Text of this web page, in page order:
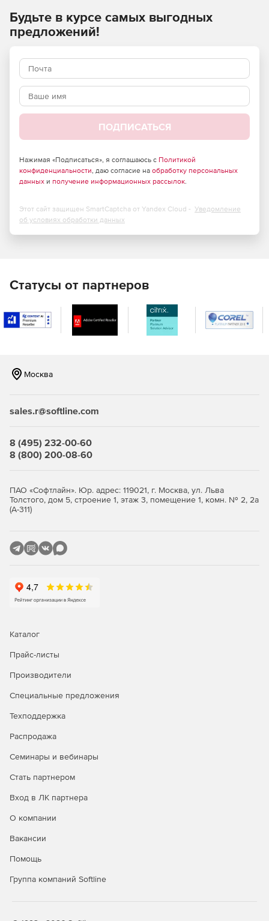
В отличие от других средств миграции, Aid4Mail способен
также экспортировать статус сообщений, например,
«непрочитанное» и «прочитанное». Aid4Mail поддерживает
webmail-сервисы и удаленные аккаунты через IMAP.
Aid4Mail предоставляет на выбор два варианта: экспорт
электронной почты в один общий почтовый файл или все
файловые вложения и прикрепленный контент отдельно
от почтовых папок. Другая опция позволяет сохранять
можете извлекать имена и почтовые адреса людей, с
которыми ведется переписка.
Будьте в курсе самых выгодных
предложений!
ПОДПИСАТЬСЯ
Нажимая «Подписаться», я соглашаюсь с Политикой
конфиденциальности, даю согласие на обработку персональных
данных и получение информационных рассылок.
Этот сайт защищен SmartCaptcha от Yandex Cloud - Уведомление
об условиях обработки данных
Статусы от партнеров
Москва
sales.r@softline.com
8 (495) 232-00-60
8 (800) 200-08-60
ПАО «Софтлайн». Юр. адрес: 119021, г. Москва, ул. Льва
Толстого, дом 5, строение 1, этаж 3, помещение 1, комн. № 2, 2а
(А-311)
Каталог
Прайс-листы
Производители
Специальные предложения
Техподдержка
Распродажа
Семинары и вебинары
Стать партнером
Вход в ЛК партнера
О компании
Вакансии
Помощь
Группа компаний Softline